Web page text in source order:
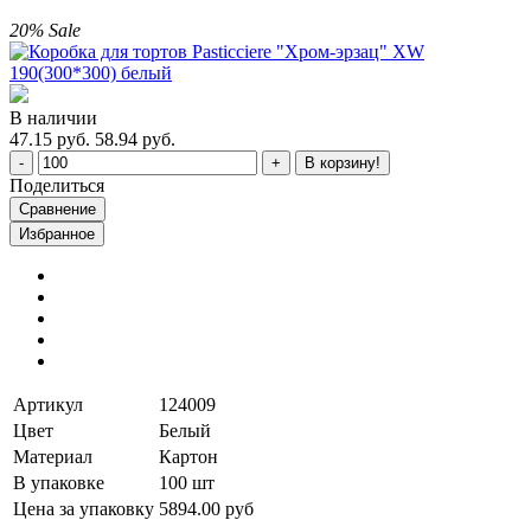
20% Sale
В наличии
47.15 руб. 58.94 руб.
В корзину!
Поделиться
Сравнение
Избранное
Артикул
124009
Цвет
Белый
Материал
Картон
В упаковке
100 шт
Цена за упаковку 5894.00 руб